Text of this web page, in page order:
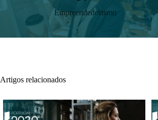
Empreendedorismo
Artigos relacionados